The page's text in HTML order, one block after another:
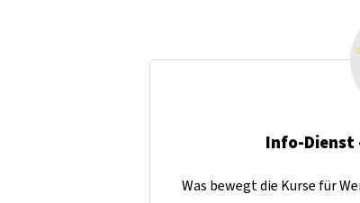
Info-Dienst
Was bewegt die Kurse für